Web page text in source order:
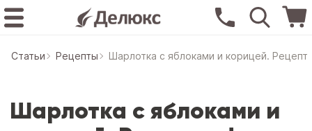
Статьи Рецепты Шарлотка с яблоками и корицей. Рецепт
Шарлотка с яблоками и